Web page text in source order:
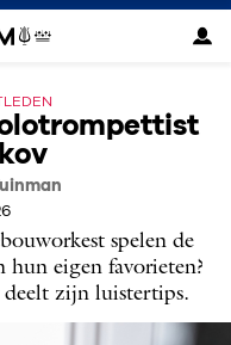
spelen de
eigen favorieten?
zijn luistertips.